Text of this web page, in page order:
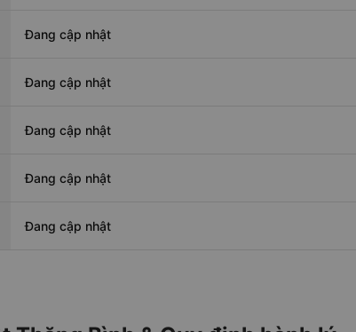
Đang cập nhật
Đang cập nhật
Đang cập nhật
Đang cập nhật
Đang cập nhật